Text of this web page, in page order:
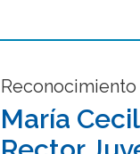
María